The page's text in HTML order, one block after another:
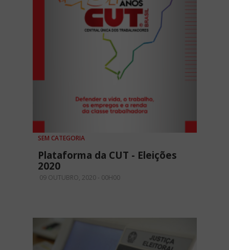
SEM CATEGORIA
Plataforma da CUT - Eleições
2020
09 OUTUBRO, 2020 - 00H00